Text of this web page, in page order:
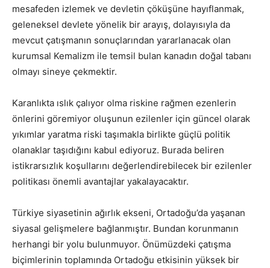
mesafeden izlemek ve devletin çöküşüne hayıflanmak,
geleneksel devlete yönelik bir arayış, dolayısıyla da
mevcut çatışmanın sonuçlarından yararlanacak olan
kurumsal Kemalizm ile temsil bulan kanadın doğal tabanı
olmayı sineye çekmektir.
Karanlıkta ıslık çalıyor olma riskine rağmen ezenlerin
önlerini göremiyor oluşunun ezilenler için güncel olarak
yıkımlar yaratma riski taşımakla birlikte güçlü politik
olanaklar taşıdığını kabul ediyoruz. Burada beliren
istikrarsızlık koşullarını değerlendirebilecek bir ezilenler
politikası önemli avantajlar yakalayacaktır.
Türkiye siyasetinin ağırlık ekseni, Ortadoğu’da yaşanan
siyasal gelişmelere bağlanmıştır. Bundan korunmanın
herhangi bir yolu bulunmuyor. Önümüzdeki çatışma
biçimlerinin toplamında Ortadoğu etkisinin yüksek bir